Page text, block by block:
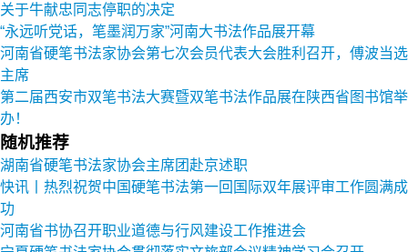
关于牛献忠同志停职的决定
“永远听党话，笔墨润万家”河南大书法作品展开幕
河南省硬笔书法家协会第七次会员代表大会胜利召开，傅波当选
主席
第二届西安市双笔书法大赛暨双笔书法作品展在陕西省图书馆举
办！
随机推荐
湖南省硬笔书法家协会主席团赴京述职
快讯丨热烈祝贺中国硬笔书法第一回国际双年展评审工作圆满成
功
河南省书协召开职业道德与行风建设工作推进会